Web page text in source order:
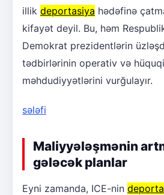
illik deportasiya hədəfinə
kifayət deyil. Bu, həm
Demokrat prezidentlərin
tədbirlərinin operativ və hüquqi
məhdudiyyətlərini vurğulayır.
sələfi
Maliyyələşmənin
gələcək planlar
Eyni zamanda, ICE-nin